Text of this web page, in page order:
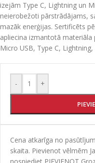
izejām Type C, Lightning un
neierobežoti pārstrādājams,
mazāk enerģijas. Sertificēts
apliecina izmantotā materiāla
Micro USB, Type C, Lightning,
- +
Cena atkarīga no
skaita. Pievienot vēlmēm